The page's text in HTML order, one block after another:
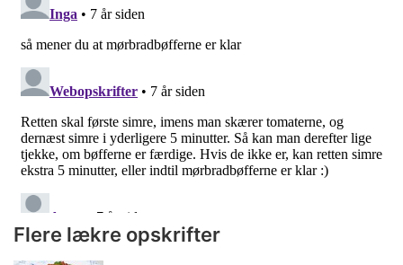
Flere lækre opskrifter